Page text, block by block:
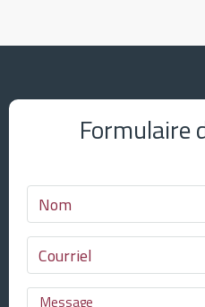
Formulaire